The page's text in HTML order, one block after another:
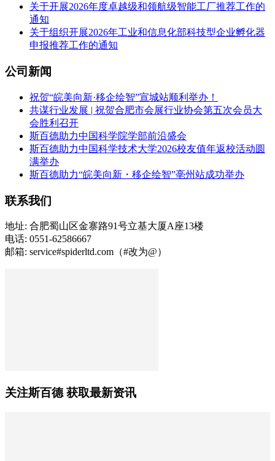
关于开展2026年度卓越级和领航级智能工厂推荐工作的
通知
关于组织开展2026年工业和信息化部科技型企业孵化器
申报推荐工作的通知
公司新闻
祝贺“皖美向新·移企绘智”宣城站顺利举办！
共谋行业发展 | 祝贺合肥市会展行业协会第五次会员大
会胜利召开
斯百德助力中国科学院学部前沿盛会
斯百德助力中国科学技术大学2026校友值年返校活动圆
满举办
斯百德助力“皖美向新・移企绘智”亳州站成功举办
联系我们
地址: 合肥蜀山区金寨路91号立基大厦A座13楼
电话: 0551-62586667
邮箱: service#spiderltd.com（#改为@）
关注斯百德 获取最新资讯